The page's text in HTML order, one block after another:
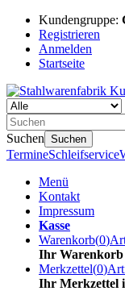
Kundengruppe:
Registrieren
Anmelden
Startseite
Suchen Suchen
TermineSchleifservice
Menü
Kontakt
Impressum
Kasse
Warenkorb(0)
Ihr Warenkorb
Merkzettel(0)
Ihr Merkzettel